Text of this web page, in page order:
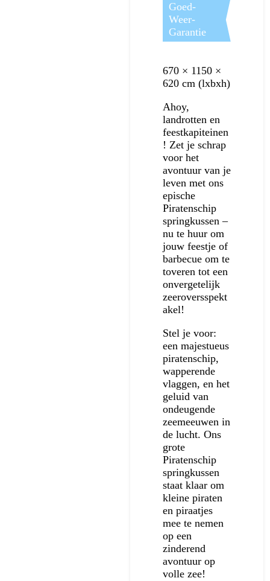
Goed-
Weer-
Garantie
670 × 1150 ×
620 cm (lxbxh)
Ahoy,
landrotten en
feestkapiteinen
! Zet je schrap
voor het
avontuur van je
leven met ons
epische
Piratenschip
springkussen –
nu te huur om
jouw feestje of
barbecue om te
toveren tot een
onvergetelijk
zeeroversspekt
akel!
Stel je voor:
een majestueus
piratenschip,
wapperende
vlaggen, en het
geluid van
ondeugende
zeemeeuwen in
de lucht. Ons
grote
Piratenschip
springkussen
staat klaar om
kleine piraten
en piraatjes
mee te nemen
op een
zinderend
avontuur op
volle zee!